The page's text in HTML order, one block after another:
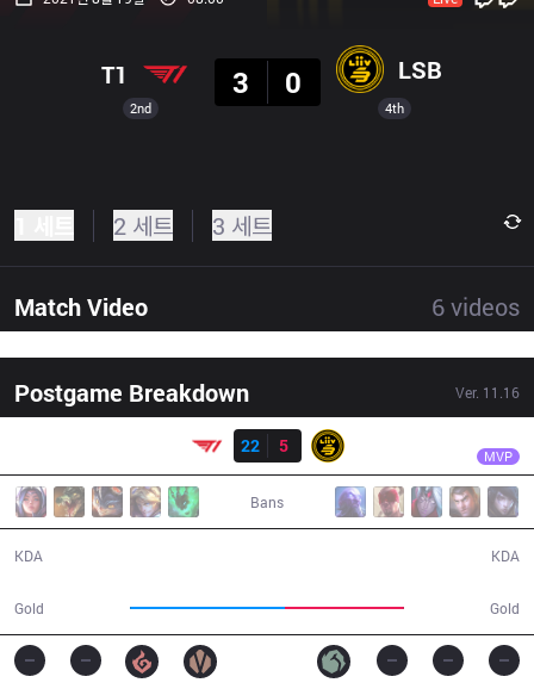
2nd
T1
3
0 LSB
4th
2 세트 3 세트
Match Video 6videos
Postgame Breakdown Ver. 11.16
22
5 MVP
Bans
KDA
Gold Gold
KDA